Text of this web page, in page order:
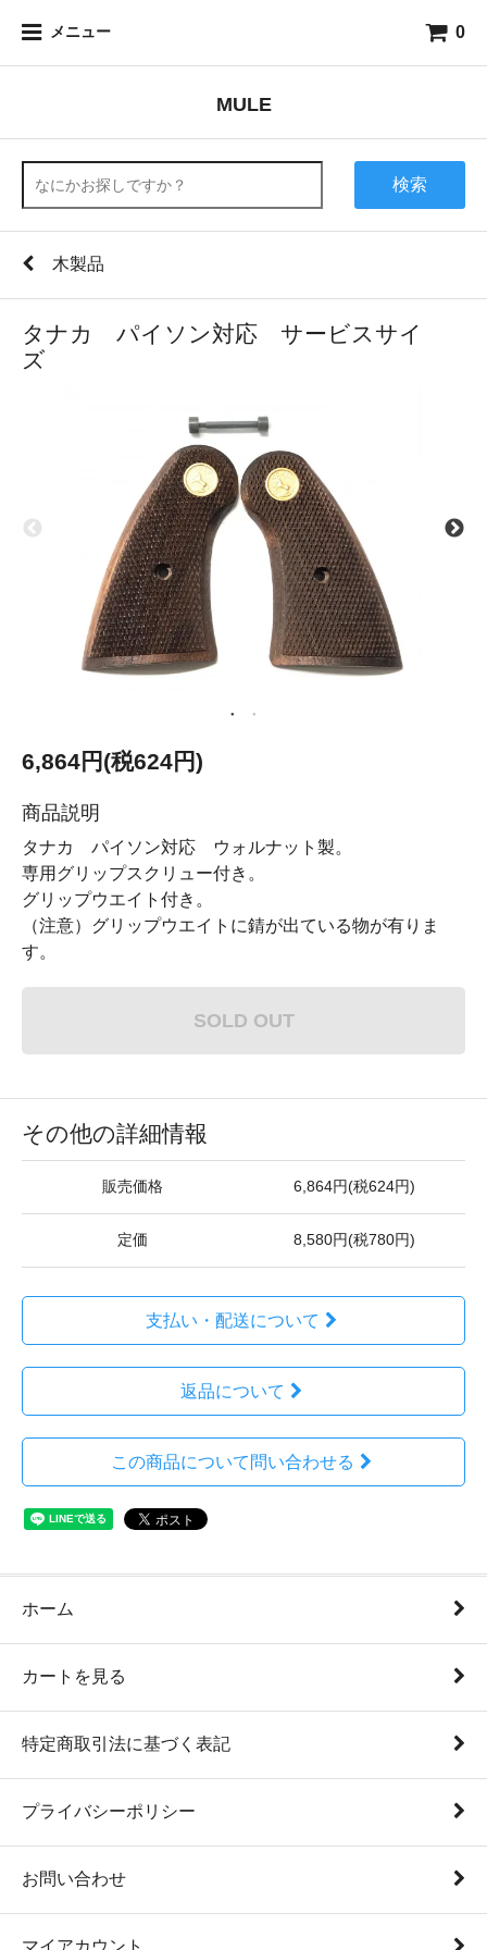
メニュー 0
MULE
検索
木製品
タナカ パイソン対応 サービスサイ
ズ
6,864円(税624円)
商品説明
タナカ パイソン対応 ウォルナット製。
専用グリップスクリュー付き。
グリップウエイト付き。
（注意）グリップウエイトに錆が出ている物が有りま
す。
SOLD OUT
その他の詳細情報
販売価格 6,864円(税624円)
定価 8,580円(税780円)
支払い・配送について
返品について
この商品について問い合わせる
ホーム
カートを見る
特定商取引法に基づく表記
プライバシーポリシー
お問い合わせ
マイアカウント